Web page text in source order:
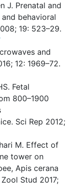
J. Prenatal and
behavioral
19: 523–29.
and
12: 1969–72.
Fetal
800–1900
Sci Rep 2012;
M. Effect of
tower on
Apis cerana
Stud 2017;